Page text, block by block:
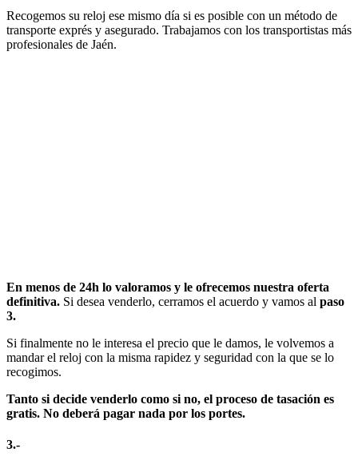
Recogemos su reloj ese mismo día si es posible con un método de
transporte exprés y asegurado. Trabajamos con los transportistas más
profesionales de Jaén.
En menos de 24h lo valoramos y le ofrecemos nuestra oferta
definitiva. Si desea venderlo, cerramos el acuerdo y vamos al paso
3.
Si finalmente no le interesa el precio que le damos, le volvemos a
mandar el reloj con la misma rapidez y seguridad con la que se lo
recogimos.
Tanto si decide venderlo como si no, el proceso de tasación es
gratis. No deberá pagar nada por los portes.
3.-